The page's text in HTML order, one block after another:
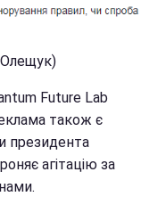
Future Lab
також є
президента
агітацію за